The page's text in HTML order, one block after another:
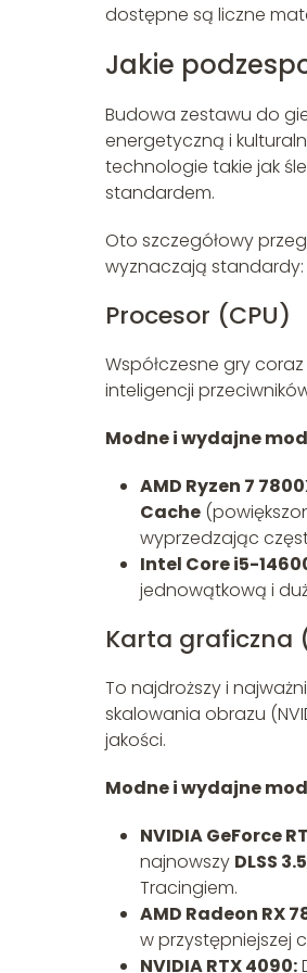
dostępne są liczne
Jakie
Budowa zestawu do
energetyczną i
technologie takie jak
standardem.
Oto szczegółowy
wyznaczają standardy:
Procesor (CPU)
Współczesne gry
inteligencji
Modne i wydajne
AMD Ryzen 7
Cache
wyprzedzając
Intel Core i5-
jednowątkową i
Karta graficzna
To najdroższy i
skalowania obrazu
jakości.
Modne i wydajne
NVIDIA GeForce
najnowszy DLSS 3.5
Tracingiem.
AMD Radeon RX
w przystępniejszej
NVIDIA RTX 4090: